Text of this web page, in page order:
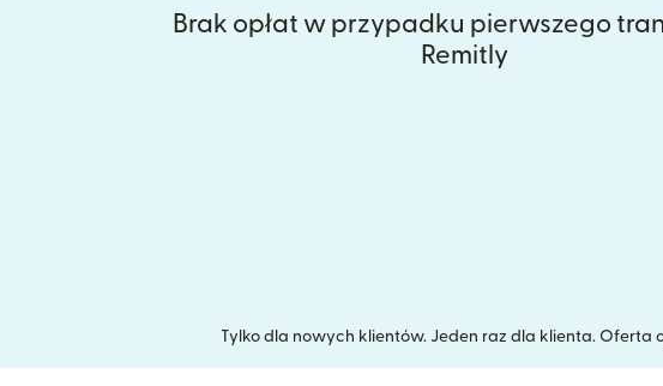
Brak opłat w przypadku pierwszego
Remitly
Tylko dla nowych klientów. Jeden raz dla klienta. Oferta